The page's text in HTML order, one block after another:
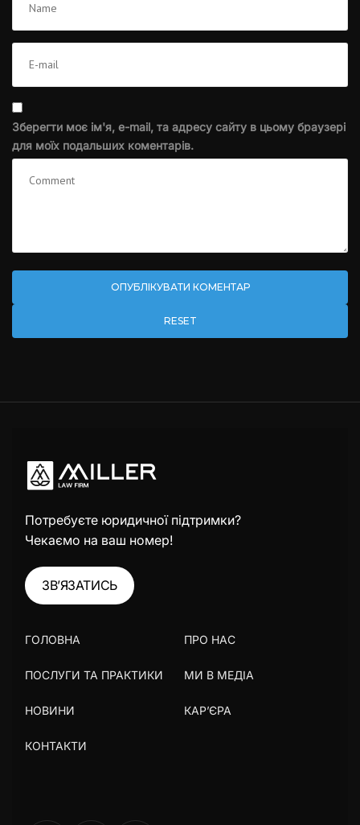
Зберегти моє ім'я, e-mail, та адресу сайту в цьому браузері
для моїх подальших коментарів.
RESET
Потребуєте юридичної підтримки?
Чекаємо на ваш номер!
ЗВ’ЯЗАТИСЬ
ГОЛОВНА ПРО НАС
ПОСЛУГИ ТА ПРАКТИКИ МИ В МЕДІА
НОВИНИ КАР’ЄРА
КОНТАКТИ